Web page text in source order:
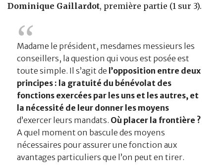
Dominique Gaillardot, première partie (1 sur 3).
Madame le président, mesdames messieurs les
conseillers, la question qui vous est posée est
toute simple. Il s’agit de l’opposition entre deux
principes : la gratuité du bénévolat des
fonctions exercées par les uns et les autres, et
la nécessité de leur donner les moyens
d’exercer leurs mandats. Où placer la frontière ?
A quel moment on bascule des moyens
nécessaires pour assurer une fonction aux
avantages particuliers que l’on peut en tirer.